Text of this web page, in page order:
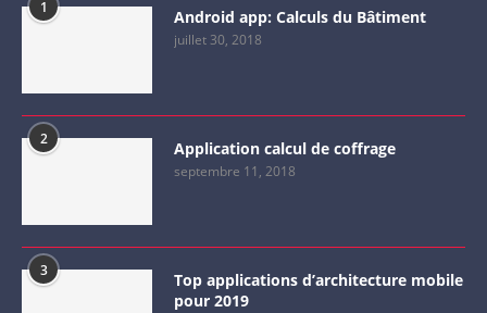
1 Android app: Calculs du Bâtiment
juillet 30, 2018
2 Application calcul de coffrage
septembre 11, 2018
3
Top applications d’architecture mobile
pour 2019